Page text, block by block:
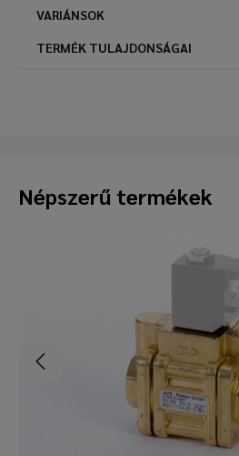
VARIÁNSOK
TERMÉK TULAJDONSÁGAI
Népszerű termékek